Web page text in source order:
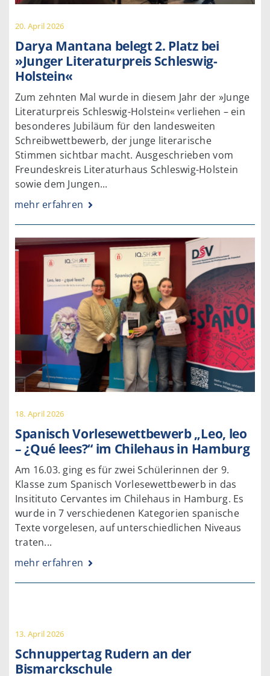
20. April 2026
Darya Mantana belegt 2. Platz bei
»Junger Literaturpreis Schleswig-
Holstein«
Zum zehnten Mal wurde in diesem Jahr der »Junge
Literaturpreis Schleswig-Holstein« verliehen – ein
besonderes Jubiläum für den landesweiten
Schreibwettbewerb, der junge literarische
Stimmen sichtbar macht. Ausgeschrieben vom
Freundeskreis Literaturhaus Schleswig-Holstein
sowie dem Jungen...
mehr erfahren
18. April 2026
Spanisch Vorlesewettbewerb „Leo, leo
– ¿Qué lees?“ im Chilehaus in Hamburg
Am 16.03. ging es für zwei Schülerinnen der 9.
Klasse zum Spanisch Vorlesewettbewerb in das
Insitituto Cervantes im Chilehaus in Hamburg. Es
wurde in 7 verschiedenen Kategorien spanische
Texte vorgelesen, auf unterschiedlichen Niveaus
traten...
mehr erfahren
13. April 2026
Schnuppertag Rudern an der
Bismarckschule